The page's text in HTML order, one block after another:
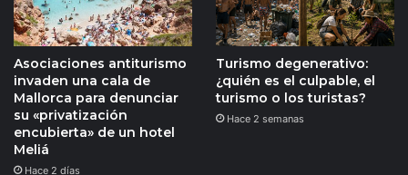
Asociaciones antiturismo
invaden una cala de
Mallorca para denunciar
su «privatización
encubierta» de un hotel
Meliá
Hace 2 días
Turismo degenerativo:
¿quién es el culpable, el
turismo o los turistas?
Hace 2 semanas